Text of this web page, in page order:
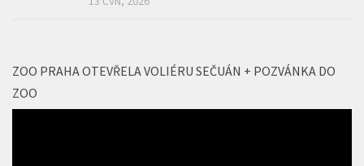
ZOO PRAHA OTEVŘELA VOLIÉRU SEČUÁN + POZVÁNKA DO
ZOO